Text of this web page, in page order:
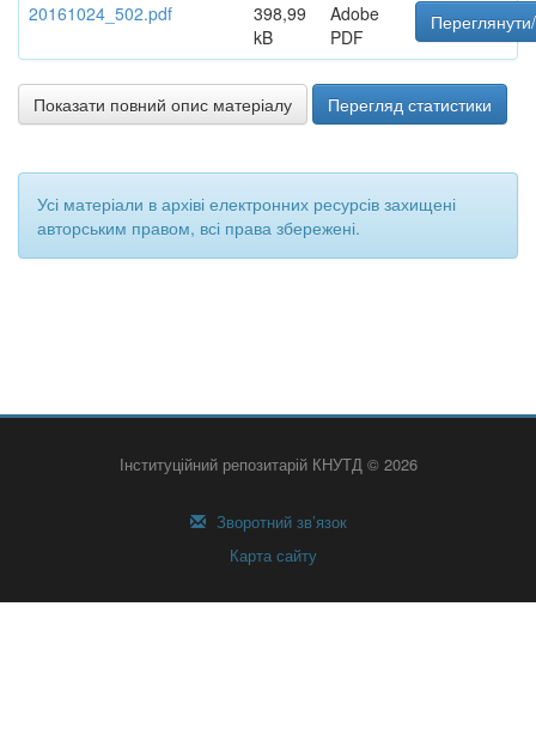
20161024_502.pdf
398,99
kB
Adobe
PDF
Показати повний опис матеріалу Перегляд статистики
Усі матеріали в архіві електронних ресурсів захищені
авторським правом, всі права збережені.
Інституційний репозитарій КНУТД © 2026
Зворотний зв’язок
Карта сайту